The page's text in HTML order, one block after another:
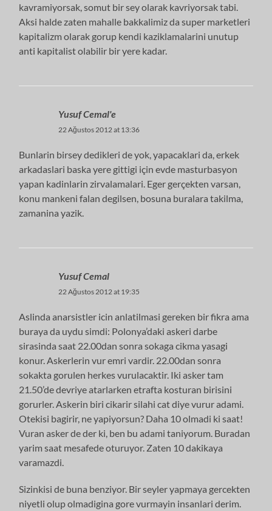
kavramiyorsak, somut bir sey olarak kavriyorsak tabi.
Aksi halde zaten mahalle bakkalimiz da super marketleri
kapitalizm olarak gorup kendi kaziklamalarini unutup
anti kapitalist olabilir bir yere kadar.
Yusuf Cemal'e
22 Ağustos 2012 at 13:36
Bunlarin birsey dedikleri de yok, yapacaklari da, erkek
arkadaslari baska yere gittigi için evde masturbasyon
yapan kadinlarin zirvalamalari. Eger gerçekten varsan,
konu mankeni falan degilsen, bosuna buralara takilma,
zamanina yazik.
Yusuf Cemal
22 Ağustos 2012 at 19:35
Aslinda anarsistler icin anlatilmasi gereken bir fikra ama
buraya da uydu simdi: Polonya’daki askeri darbe
sirasinda saat 22.00dan sonra sokaga cikma yasagi
konur. Askerlerin vur emri vardir. 22.00dan sonra
sokakta gorulen herkes vurulacaktir. Iki asker tam
21.50’de devriye atarlarken etrafta kosturan birisini
gorurler. Askerin biri cikarir silahi cat diye vurur adami.
Otekisi bagirir, ne yapiyorsun? Daha 10 olmadi ki saat!
Vuran asker de der ki, ben bu adami taniyorum. Buradan
yarim saat mesafede oturuyor. Zaten 10 dakikaya
varamazdi.
Sizinkisi de buna benziyor. Bir seyler yapmaya gercekten
niyetli olup olmadigina gore vurmayin insanlari derim.